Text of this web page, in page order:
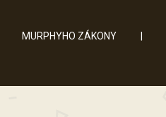
MURPHYHO ZÁKONY